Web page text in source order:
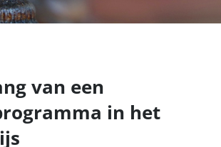
van een
in het